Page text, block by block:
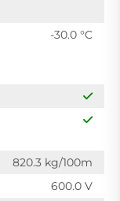
-30.0 °C
820.3 kg/100m
600.0 V